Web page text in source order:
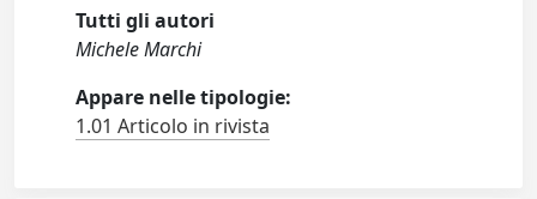
Tutti gli autori
Michele Marchi
Appare nelle tipologie:
1.01 Articolo in rivista